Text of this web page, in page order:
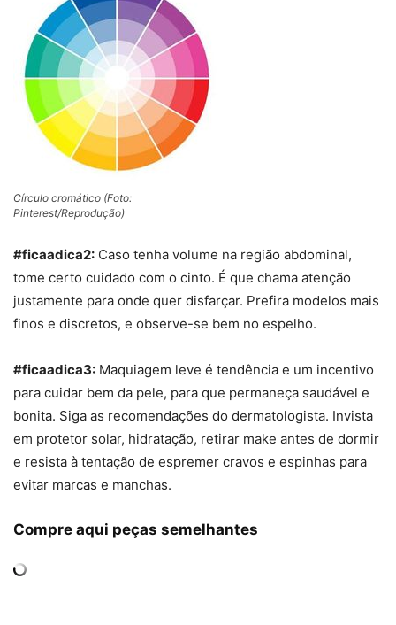
Círculo cromático (Foto:
Pinterest/Reprodução)
#ficaadica2: Caso tenha volume na região abdominal,
tome certo cuidado com o cinto. É que chama atenção
justamente para onde quer disfarçar. Prefira modelos mais
finos e discretos, e observe-se bem no espelho.
#ficaadica3: Maquiagem leve é tendência e um incentivo
para cuidar bem da pele, para que permaneça saudável e
bonita. Siga as recomendações do dermatologista. Invista
em protetor solar, hidratação, retirar make antes de dormir
e resista à tentação de espremer cravos e espinhas para
evitar marcas e manchas.
Compre aqui peças semelhantes